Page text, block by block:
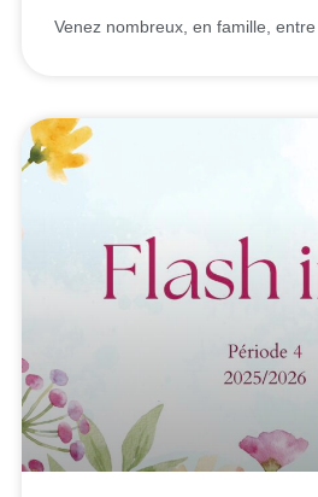
Venez nombreux, en famille,